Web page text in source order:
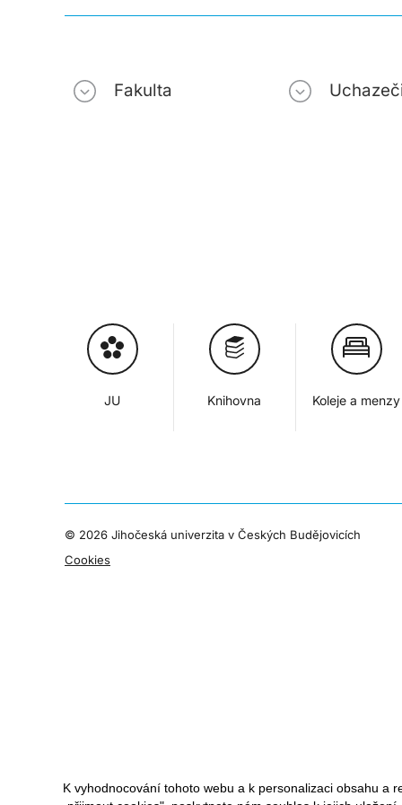
Fakulta
JU Knihovna Koleje a menzy
© 2026 Jihočeská univerzita v Českých Budějovicích
Cookies
K vyhodnocování tohoto webu a k personalizaci obsahu a